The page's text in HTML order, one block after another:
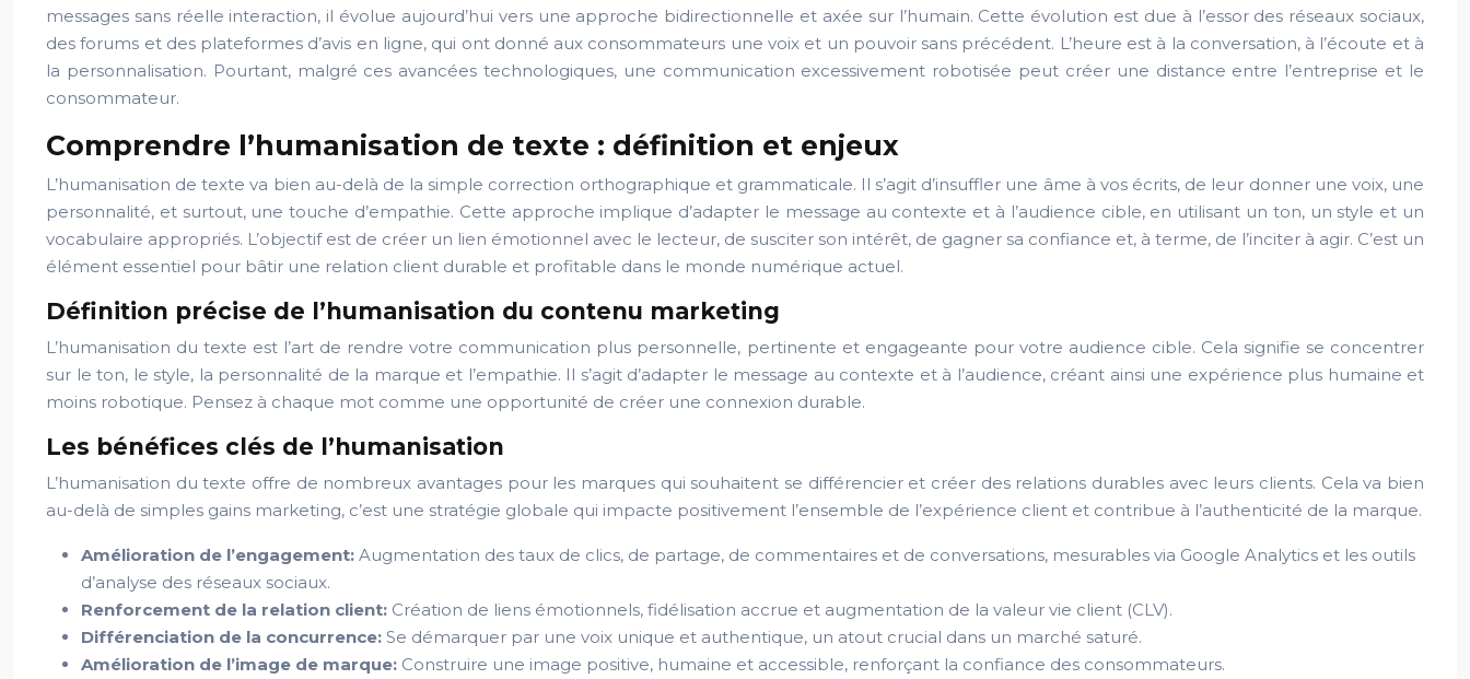
messages sans réelle interaction, il évolue aujourd’hui vers une approche bidirectionnelle et axée sur l’humain. Cette évolution est due à l’essor des réseaux sociaux,
des forums et des plateformes d’avis en ligne, qui ont donné aux consommateurs une voix et un pouvoir sans précédent. L’heure est à la conversation, à l’écoute et à
la personnalisation. Pourtant, malgré ces avancées technologiques, une communication excessivement robotisée peut créer une distance entre l’entreprise et le
consommateur.
Comprendre l’humanisation de texte : définition et enjeux
L’humanisation de texte va bien au-delà de la simple correction orthographique et grammaticale. Il s’agit d’insuffler une âme à vos écrits, de leur donner une voix, une
personnalité, et surtout, une touche d’empathie. Cette approche implique d’adapter le message au contexte et à l’audience cible, en utilisant un ton, un style et un
vocabulaire appropriés. L’objectif est de créer un lien émotionnel avec le lecteur, de susciter son intérêt, de gagner sa confiance et, à terme, de l’inciter à agir. C’est un
élément essentiel pour bâtir une relation client durable et profitable dans le monde numérique actuel.
Définition précise de l’humanisation du contenu marketing
L’humanisation du texte est l’art de rendre votre communication plus personnelle, pertinente et engageante pour votre audience cible. Cela signifie se concentrer
sur le ton, le style, la personnalité de la marque et l’empathie. Il s’agit d’adapter le message au contexte et à l’audience, créant ainsi une expérience plus humaine et
moins robotique. Pensez à chaque mot comme une opportunité de créer une connexion durable.
Les bénéfices clés de l’humanisation
L’humanisation du texte offre de nombreux avantages pour les marques qui souhaitent se différencier et créer des relations durables avec leurs clients. Cela va bien
au-delà de simples gains marketing, c’est une stratégie globale qui impacte positivement l’ensemble de l’expérience client et contribue à l’authenticité de la marque.
Amélioration de l’engagement: Augmentation des taux de clics, de partage, de commentaires et de conversations, mesurables via Google Analytics et les outils
d’analyse des réseaux sociaux.
Renforcement de la relation client: Création de liens émotionnels, fidélisation accrue et augmentation de la valeur vie client (CLV).
Différenciation de la concurrence: Se démarquer par une voix unique et authentique, un atout crucial dans un marché saturé.
Amélioration de l’image de marque: Construire une image positive, humaine et accessible, renforçant la confiance des consommateurs.